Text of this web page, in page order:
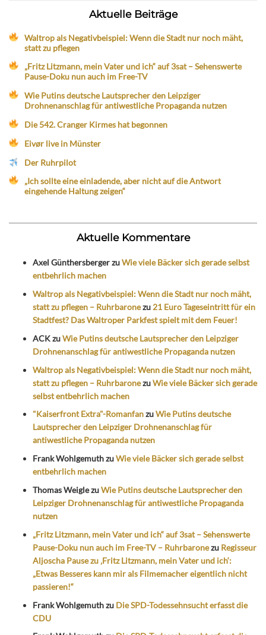
Aktuelle Beiträge
Waltrop als Negativbeispiel: Wenn die Stadt nur noch mäht,
statt zu pflegen
„Fritz Litzmann, mein Vater und ich“ auf 3sat – Sehenswerte
Pause-Doku nun auch im Free-TV
Wie Putins deutsche Lautsprecher den Leipziger
Drohnenanschlag für antiwestliche Propaganda nutzen
Die 542. Cranger Kirmes hat begonnen
Eivør live in Münster
Der Ruhrpilot
„Ich sollte eine einladende, aber nicht auf die Antwort
eingehende Haltung zeigen“
Aktuelle Kommentare
Axel GünthersbergerzuWie viele Bäcker sich gerade selbst
entbehrlich machen
Waltrop als Negativbeispiel: Wenn die Stadt nur noch mäht,
statt zu pflegen – Ruhrbaronezu 21 Euro Tageseintritt für ein
Stadtfest? Das Waltroper Parkfest spielt mit dem Feuer!
ACKzuWie Putins deutsche Lautsprecher den Leipziger
Drohnenanschlag für antiwestliche Propaganda nutzen
Waltrop als Negativbeispiel: Wenn die Stadt nur noch mäht,
statt zu pflegen – RuhrbaronezuWie viele Bäcker sich gerade
selbst entbehrlich machen
"Kaiserfront Extra"-RomanfanzuWie Putins deutsche
Lautsprecher den Leipziger Drohnenanschlag für
antiwestliche Propaganda nutzen
Frank WohlgemuthzuWie viele Bäcker sich gerade selbst
entbehrlich machen
Thomas WeiglezuWie Putins deutsche Lautsprecher den
Leipziger Drohnenanschlag für antiwestliche Propaganda
nutzen
„Fritz Litzmann, mein Vater und ich“ auf 3sat – Sehenswerte
Pause-Doku nun auch im Free-TV – Ruhrbaronezu Regisseur
Aljoscha Pause zu ‚Fritz Litzmann, mein Vater und ich‘:
„Etwas Besseres kann mir als Filmemacher eigentlich nicht
passieren!“
Frank Wohlgemuthzu Die SPD-Todessehnsucht erfasst die
CDU